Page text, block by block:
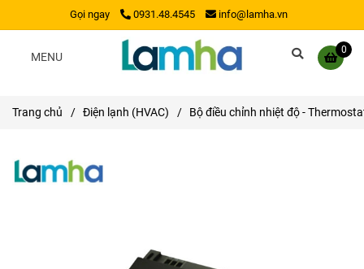
Gọi ngay 0931.48.4545 info@lamha.vn
0
MENU
Trang chủ / Điện lạnh (HVAC) / Bộ điều chỉnh nhiệt độ -